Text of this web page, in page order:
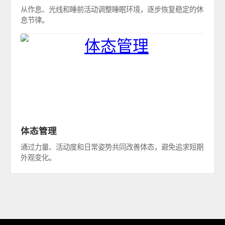
从作息、光线和睡前活动调整睡眠环境，逐步恢复稳定的休
息节律。
体态管理
通过力量、活动度和日常姿势共同改善体态，避免追求短期
外观变化。